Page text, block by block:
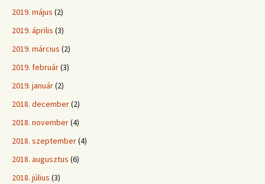
2019. május (2)
2019. április (3)
2019. március (2)
2019. február(3)
2019. január(2)
2018. december(2)
2018. november(4)
2018. szeptember(4)
2018. augusztus (6)
2018. július (3)